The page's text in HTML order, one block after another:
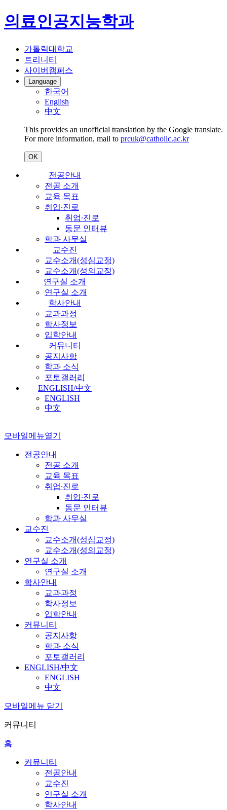
의료인공지능학과
가톨릭대학교
트리니티
사이버캠퍼스
Language
한국어
English
中文
This provides an unofficial translation by the Google translate.
For more information, mail to prcuk@catholic.ac.kr
OK
전공안내
전공 소개
교육 목표
취업∙진로
취업∙진로
동문 인터뷰
학과 사무실
교수진
교수소개(성심교정)
교수소개(성의교정)
연구실 소개
연구실 소개
학사안내
교과과정
학사정보
입학안내
커뮤니티
공지사항
학과 소식
포토갤러리
ENGLISH/中文
ENGLISH
中文
모바일메뉴열기
전공안내
전공 소개
교육 목표
취업∙진로
취업∙진로
동문 인터뷰
학과 사무실
교수진
교수소개(성심교정)
교수소개(성의교정)
연구실 소개
연구실 소개
학사안내
교과과정
학사정보
입학안내
커뮤니티
공지사항
학과 소식
포토갤러리
ENGLISH/中文
ENGLISH
中文
모바일메뉴 닫기
커뮤니티
홈
커뮤니티
전공안내
교수진
연구실 소개
학사안내